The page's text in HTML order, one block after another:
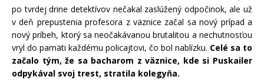
po tvrdej drine detektívov nečakal zaslúžený odpočinok, ale už
v deň prepustenia profesora z väznice začal sa nový prípad a
nový príbeh, ktorý sa neočakávanou brutalitou a nechutnosťou
vryl do pamäti každému policajtovi, čo bol nablízku. Celé sa to
začalo tým, že sa bacharom z väznice, kde si Puskailer
odpykával svoj trest, stratila kolegyňa.